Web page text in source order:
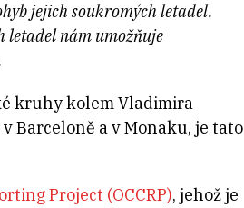
jejich soukromých letadel.
letadel nám umožňuje
kruhy kolem Vladimira
Barceloně a v Monaku, je tato
Project (OCCRP), jehož je